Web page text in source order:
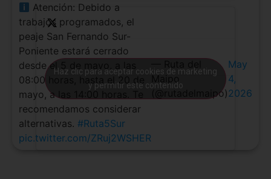
Atención: Debido a
trabajos programados, el
peaje San Fernando Sur-
Poniente estará cerrado
desde el 5 de mayo, a las
08:00 horas, hasta el 20 de
mayo, a las 14:00 horas. Te
recomendamos considerar
alternativas. #Ruta5Sur
pic.twitter.com/ZRuj2WSHER
Maipo
(@rutadelmaipo)
May
4,
2026
Haz clic para aceptar cookies de marketing
y permitir este contenido